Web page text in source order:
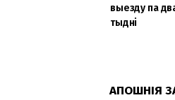
выезду па
тыдні
АПОШНІЯ